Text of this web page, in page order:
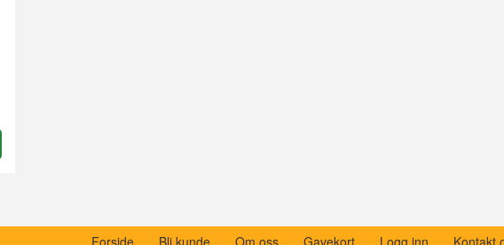
Forside Bli kunde Om oss Gavekort Logg inn Kontakt